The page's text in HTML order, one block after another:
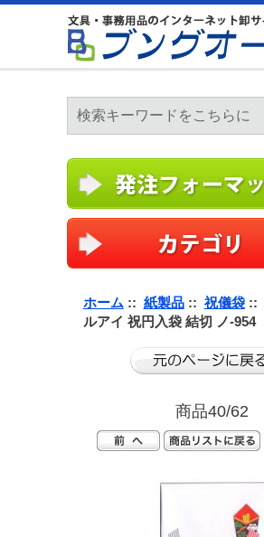
ホーム :: 紙製品:: 祝儀袋::
ルアイ 祝円入袋 結切 ノ-954
商品40/62